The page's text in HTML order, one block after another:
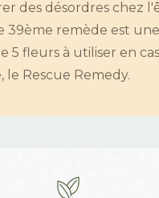
des désordres chez
39ème remède est une
5 fleurs à utiliser en cas
le Rescue Remedy.